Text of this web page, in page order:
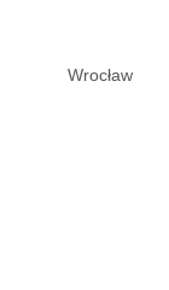
Wrocław